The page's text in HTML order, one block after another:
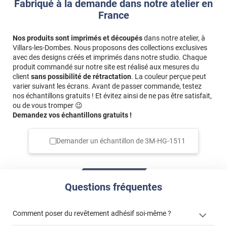
Fabriqué à la demande dans notre atelier en
France
Nos produits sont imprimés et découpésdans notre atelier, à
Villars-les-Dombes. Nous proposons des collections exclusives
avec des designs créés et imprimés dans notre studio. Chaque
produit commandé sur notre site est réalisé aux mesures du
client sans possibilité de rétractation. La couleur perçue peut
varier suivant les écrans. Avant de passer commande, testez
nos échantillons gratuits ! Et évitez ainsi de ne pas être satisfait,
ou de vous tromper 😉
Demandez vos échantillons gratuits !
Demander un échantillon de3M-HG-1511
Questions fréquentes
Comment poser du revêtement adhésif soi-même ?